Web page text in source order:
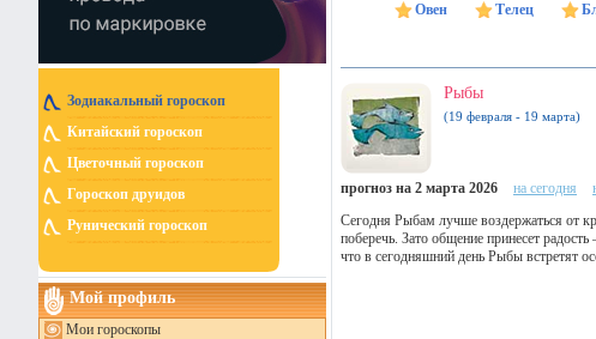
Зодиакальный гороскоп
Китайский гороскоп
Цветочный гороскоп
Гороскоп друидов
Рунический гороскоп
Мой профиль
Мои гороскопы
Овен Телец
Рыбы
(19 февраля - 19 марта)
прогноз на 2 марта 2026 на сегодня
Сегодня Рыбам лучше воздержаться от
поберечь. Зато общение принесет
что в сегодняшний день Рыбы встретят